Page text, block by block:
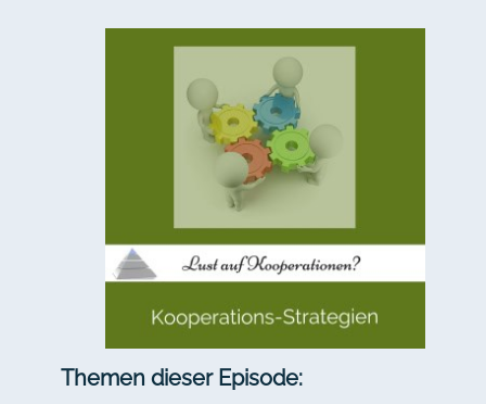
Themen dieser Episode: